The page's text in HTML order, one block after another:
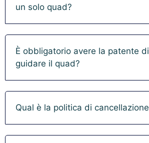
un solo quad?
È obbligatorio avere la patente
guidare il quad?
Qual è la politica di